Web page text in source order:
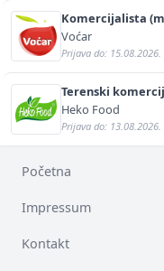
Komercijalista
Voćar
Prijava do:
Terenski
Heko Food
Prijava do:
Početna
Impressum
Kontakt